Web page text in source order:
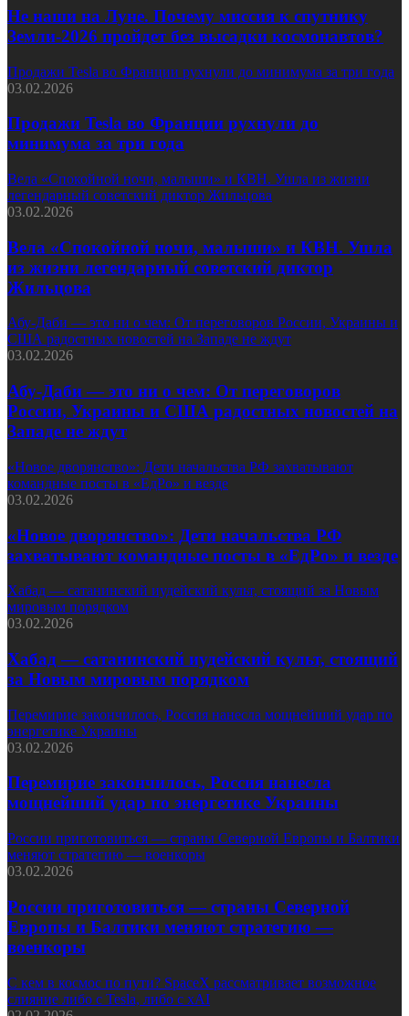
Не наши на Луне. Почему миссия к спутнику
Земли-2026 пройдет без высадки космонавтов?
Продажи Tesla во Франции рухнули до минимума за три года
03.02.2026
Продажи Tesla во Франции рухнули до
минимума за три года
Вела «Спокойной ночи, малыши» и КВН. Ушла из жизни
легендарный советский диктор Жильцова
03.02.2026
Вела «Спокойной ночи, малыши» и КВН. Ушла
из жизни легендарный советский диктор
Жильцова
Абу-Даби — это ни о чем: От переговоров России, Украины и
США радостных новостей на Западе не ждут
03.02.2026
Абу-Даби — это ни о чем: От переговоров
России, Украины и США радостных новостей на
Западе не ждут
«Новое дворянство»: Дети начальства РФ захватывают
командные посты в «ЕдРо» и везде
03.02.2026
«Новое дворянство»: Дети начальства РФ
захватывают командные посты в «ЕдРо» и везде
Хабад — сатанинский иудейский культ, стоящий за Новым
мировым порядком
03.02.2026
Хабад — сатанинский иудейский культ, стоящий
за Новым мировым порядком
Перемирие закончилось, Россия нанесла мощнейший удар по
энергетике Украины
03.02.2026
Перемирие закончилось, Россия нанесла
мощнейший удар по энергетике Украины
России приготовиться — страны Северной Европы и Балтики
меняют стратегию — военкоры
03.02.2026
России приготовиться — страны Северной
Европы и Балтики меняют стратегию —
военкоры
С кем в космос по пути? SpaceX рассматривает возможное
слияние либо с Tesla, либо с xAI